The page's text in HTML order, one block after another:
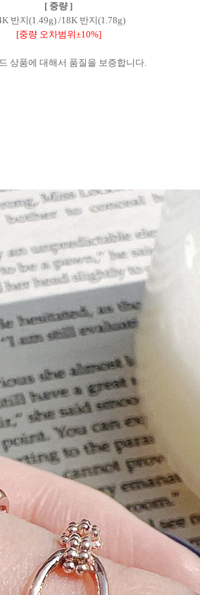
[ 중량 ]
반지(1.49g) /18K 반지(1.78g)
[중량 오차범위±10%]
상품에 대해서 품질을 보증합니다.